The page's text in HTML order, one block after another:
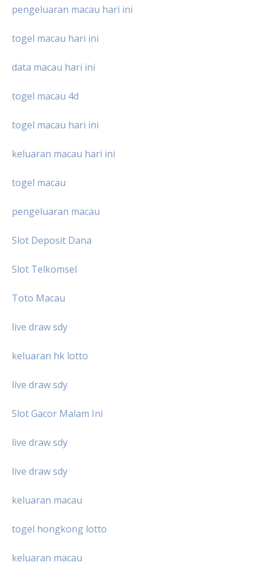
pengeluaran macau hari ini
togel macau hari ini
data macau hari ini
togel macau 4d
togel macau hari ini
keluaran macau hari ini
togel macau
pengeluaran macau
Slot Deposit Dana
Slot Telkomsel
Toto Macau
live draw sdy
keluaran hk lotto
live draw sdy
Slot Gacor Malam Ini
live draw sdy
live draw sdy
keluaran macau
togel hongkong lotto
keluaran macau